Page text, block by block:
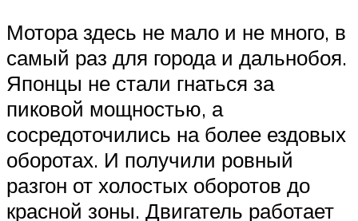
Мотора здесь не мало и не много, в
самый раз для города и дальнобоя.
Японцы не стали гнаться за
пиковой мощностью, а
сосредоточились на более ездовых
оборотах. И получили ровный
разгон от холостых оборотов до
красной зоны. Двигатель работает